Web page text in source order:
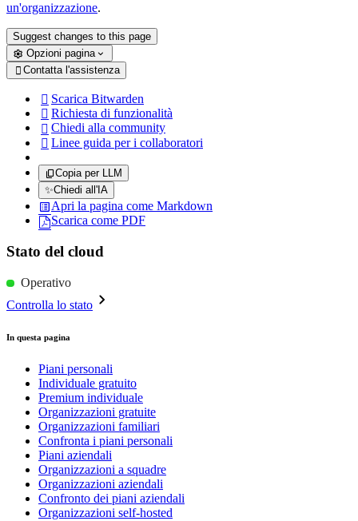
un'organizzazione.
Suggest changes to this page
Opzioni pagina
 Contatta l'assistenza
 Scarica Bitwarden
 Richiesta di funzionalità
 Chiedi alla community
 Linee guida per i collaboratori
Copia per LLM
✨Chiedi all'IA
Apri la pagina come Markdown
Scarica come PDF
Stato del cloud
Operativo
Controlla lo stato
In questa pagina
Piani personali
Individuale gratuito
Premium individuale
Organizzazioni gratuite
Organizzazioni familiari
Confronta i piani personali
Piani aziendali
Organizzazioni a squadre
Organizzazioni aziendali
Confronto dei piani aziendali
Organizzazioni self-hosted